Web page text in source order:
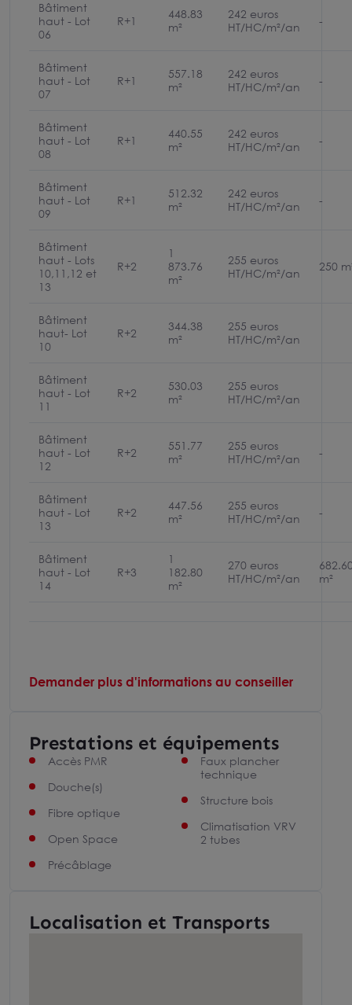
Bâtiment
haut - Lot
06
R+1
448.83
m²
242 euros
HT/HC/m²/an
-
Bâtiment
haut - Lot
07
R+1
557.18
m²
242 euros
HT/HC/m²/an
-
Bâtiment
haut - Lot
08
R+1
440.55
m²
242 euros
HT/HC/m²/an
-
Bâtiment
haut - Lot
09
R+1
512.32
m²
242 euros
HT/HC/m²/an
-
Bâtiment
haut - Lots
10,11,12 et
13
R+2
1
873.76
m²
255 euros
HT/HC/m²/an
250
Bâtiment
haut- Lot
10
R+2
344.38
m²
255 euros
HT/HC/m²/an
Bâtiment
haut - Lot
11
R+2
530.03
m²
255 euros
HT/HC/m²/an
Bâtiment
haut - Lot
12
R+2
551.77
m²
255 euros
HT/HC/m²/an
-
Bâtiment
haut - Lot
13
R+2
447.56
m²
255 euros
HT/HC/m²/an
-
Bâtiment
haut - Lot
14
R+3
1
182.80
m²
270 euros
HT/HC/m²/an
m²
Demander plus d'informations au conseiller
Prestations et équipements
Accès PMR
Douche(s)
Fibre optique
Open Space
Précâblage
Faux plancher
technique
Structure bois
Climatisation VRV
2 tubes
Localisation et Transports